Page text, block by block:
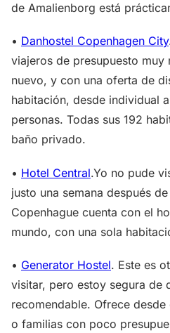
de Amalienborg está
• Danhostel Copenhagen City
viajeros de presupuesto muy
nuevo, y con una oferta de
habitación, desde individual
personas. Todas sus 192
baño privado.
• Hotel Central.Yo no pude
justo una semana después
Copenhague cuenta con el
mundo, con una sola
• Generator Hostel. Este es
visitar, pero estoy segura de
recomendable. Ofrece
o familias con poco